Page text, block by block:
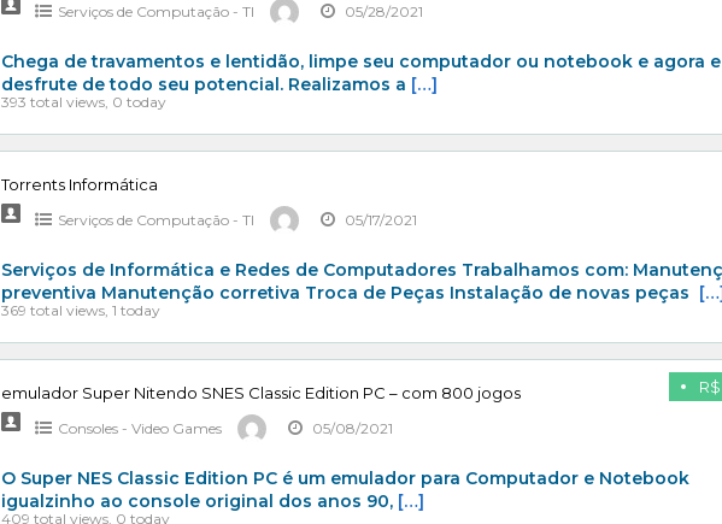
Serviços de Computação - TI 05/28/2021
Chega de travamentos e lentidão, limpe seu computador ou notebook e agora e
desfrute de todo seu potencial. Realizamos a […]
393 total views, 0 today
Torrents Informática
Serviços de Computação - TI 05/17/2021
Serviços de Informática e Redes de Computadores Trabalhamos com:
preventiva Manutenção corretiva Troca de Peças Instalação de novas peças […]
369 total views, 1 today
emulador Super Nitendo SNES Classic Edition PC – com 800 jogos
Consoles - Video Games 05/08/2021
O Super NES Classic Edition PC é um emulador para Computador e Notebook
igualzinho ao console original dos anos 90, […]
409 total views, 0 today